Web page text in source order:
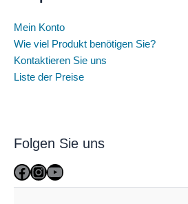
Mein Konto
Wie viel Produkt benötigen Sie?
Kontaktieren Sie uns
Liste der Preise
Folgen Sie uns
Facebook
Instagram
YouTube